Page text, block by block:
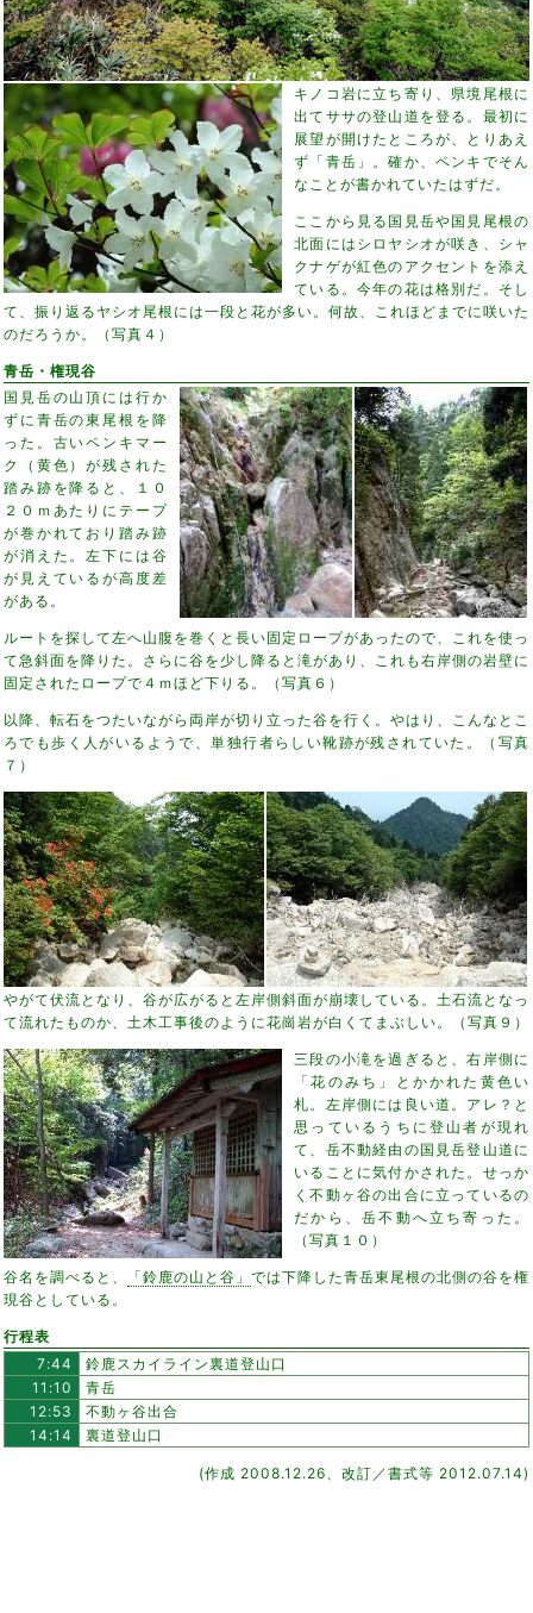
キノコ岩に立ち寄り、県境尾根に
出てササの登山道を登る。最初に
展望が開けたところが、とりあえ
ず「青岳」。確か、ペンキでそん
なことが書かれていたはずだ。
ここから見る国見岳や国見尾根の
北面にはシロヤシオが咲き、シャ
クナゲが紅色のアクセントを添え
ている。今年の花は格別だ。そし
て、振り返るヤシオ尾根には一段と花が多い。何故、これほどまでに咲いた
のだろうか。（写真４）
青岳・権現谷
国見岳の山頂には行か
ずに青岳の東尾根を降
った。古いペンキマー
ク（黄色）が残された
踏み跡を降ると、１０
２０ｍあたりにテープ
が巻かれており踏み跡
が消えた。左下には谷
が見えているが高度差
がある。
ルートを探して左へ山腹を巻くと長い固定ロープがあったので、これを使っ
て急斜面を降りた。さらに谷を少し降ると滝があり、これも右岸側の岩壁に
固定されたロープで４ｍほど下りる。（写真６）
以降、転石をつたいながら両岸が切り立った谷を行く。やはり、こんなとこ
ろでも歩く人がいるようで、単独行者らしい靴跡が残されていた。（写真
７）
やがて伏流となり、谷が広がると左岸側斜面が崩壊している。土石流となっ
て流れたものか、土木工事後のように花崗岩が白くてまぶしい。（写真９）
三段の小滝を過ぎると、右岸側に
「花のみち」とかかれた黄色い
札。左岸側には良い道。アレ？と
思っているうちに登山者が現れ
て、岳不動経由の国見岳登山道に
いることに気付かされた。せっか
く不動ヶ谷の出合に立っているの
だから、岳不動へ立ち寄った。
（写真１０）
谷名を調べると、 「鈴鹿の山と谷」 では下降した青岳東尾根の北側の谷を権
現谷としている。
行程表
7:44
鈴鹿スカイライン裏道登山口
11:10
青岳
12:53
不動ヶ谷出合
14:14
裏道登山口
(作成 2008.12.26、改訂／書式等 2012.07.14)